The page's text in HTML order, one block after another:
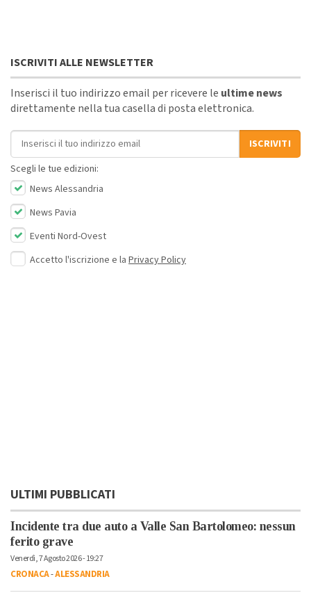
ISCRIVITI ALLE NEWSLETTER
Inserisci il tuo indirizzo email per ricevere le ultime news
direttamente nella tua casella di posta elettronica.
Indirizzo email
ISCRIVITI
Scegli le tue edizioni:
News Alessandria
News Pavia
Eventi Nord-Ovest
Accetto l'iscrizione e la Privacy Policy
ULTIMI PUBBLICATI
Incidente tra due auto a Valle San Bartolomeo: nessun
ferito grave
Venerdì, 7 Agosto 2026 - 19:27
CRONACA-ALESSANDRIA